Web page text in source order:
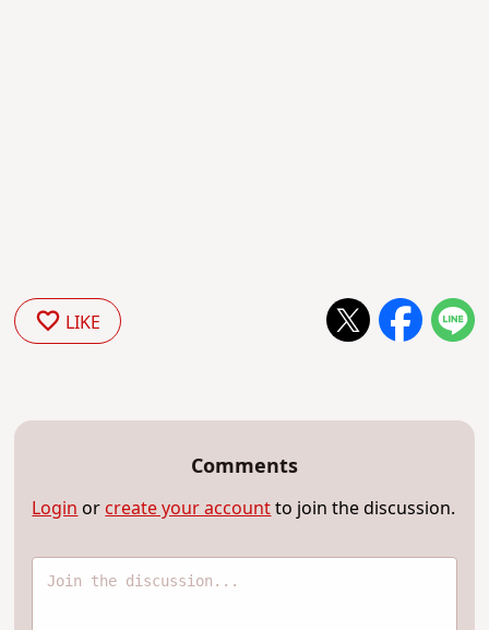
LIKE
Comments
Loginorcreate your accountto join the discussion.